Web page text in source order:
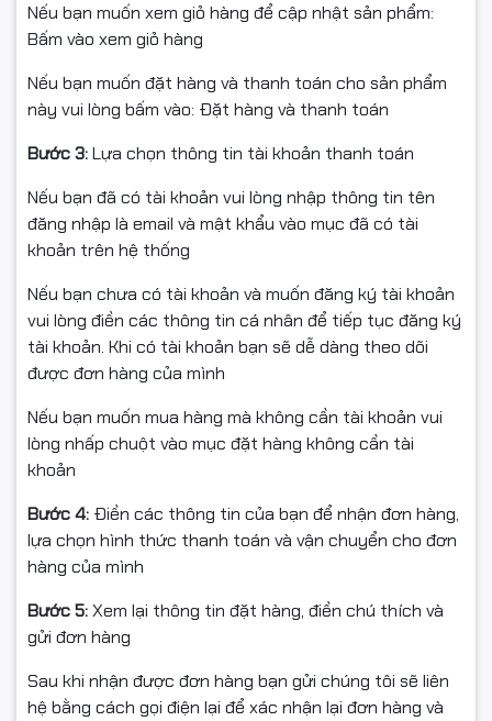
#banphimS14515
#banphimL34015
#banphimcokhung
#banphimconutnguon
#banphimzin
#banphimkhongled
#linhkienLenovo
#thaybanphimlaptop
#banphimgiare
#banphimchinhhang
#banphimLenovoS145
#banphimLenovoIdeaPad
Nếu bạn muốn xem giỏ hàng để cập nhật sản phẩm:
Bấm vào xem giỏ hàng
Nếu bạn muốn đặt hàng và thanh toán cho sản phẩm
này vui lòng bấm vào: Đặt hàng và thanh toán
Bước 3:Lựa chọn thông tin tài khoản thanh toán
Nếu bạn đã có tài khoản vui lòng nhập thông tin tên
đăng nhập là email và mật khẩu vào mục đã có tài
khoản trên hệ thống
Nếu bạn chưa có tài khoản và muốn đăng ký tài khoản
vui lòng điền các thông tin cá nhân để tiếp tục đăng ký
tài khoản. Khi có tài khoản bạn sẽ dễ dàng theo dõi
được đơn hàng của mình
Nếu bạn muốn mua hàng mà không cần tài khoản vui
lòng nhấp chuột vào mục đặt hàng không cần tài
khoản
Bước 4: Điền các thông tin của bạn để nhận đơn hàng,
lựa chọn hình thức thanh toán và vận chuyển cho đơn
hàng của mình
Bước 5:Xem lại thông tin đặt hàng, điền chú thích và
gửi đơn hàng
Sau khi nhận được đơn hàng bạn gửi chúng tôi sẽ liên
hệ bằng cách gọi điện lại để xác nhận lại đơn hàng và